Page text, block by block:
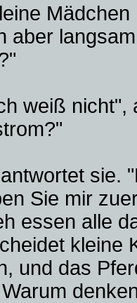
aber
weiß nicht",
sie.
Sie mir
essen alle
kleine
und das